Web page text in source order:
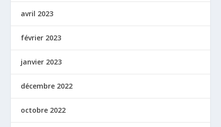
avril 2023
février 2023
janvier 2023
décembre 2022
octobre 2022